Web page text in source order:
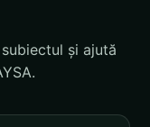
și ajută